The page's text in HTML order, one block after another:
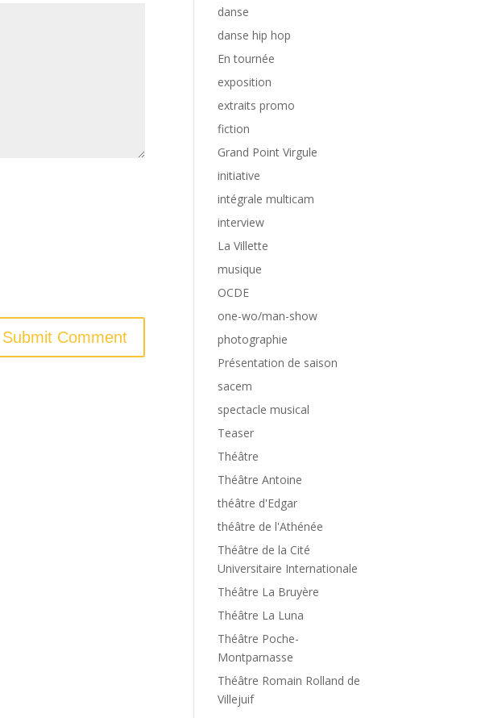
danse
danse hip hop
En tournée
exposition
extraits promo
fiction
Grand Point Virgule
initiative
intégrale multicam
interview
La Villette
musique
OCDE
one-wo/man-show
photographie
Présentation de saison
sacem
spectacle musical
Teaser
Théâtre
Théâtre Antoine
théâtre d'Edgar
théâtre de l'Athénée
Théâtre de la Cité
Universitaire Internationale
Théâtre La Bruyère
Théâtre La Luna
Théâtre Poche-
Montparnasse
Théâtre Romain Rolland de
Villejuif